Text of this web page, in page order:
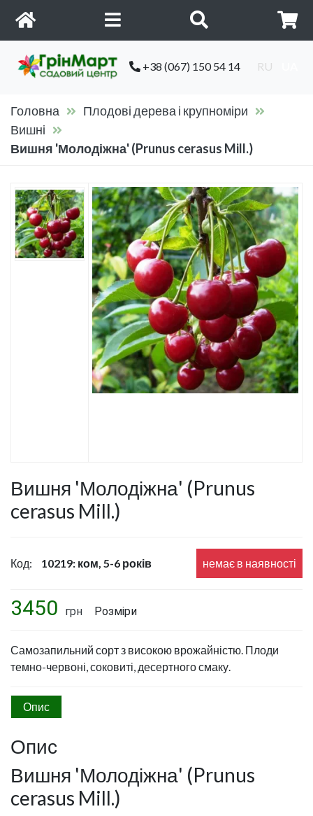
+38 (067) 150 54 14 RU
Головна
Плодові дерева і крупноміри
Вишні
Вишня 'Молодіжна' (Prunus cerasus Mill.)
Вишня 'Молодіжна' (Prunus
cerasus Mill.)
Код: 10219: ком, 5-6 років немає в наявності
3450 грн Розміри
Самозапильний сорт з високою врожайністю. Плоди
темно-червоні, соковиті, десертного смаку.
Опис
Опис
Вишня 'Молодіжна' (Prunus
cerasus Mill.)